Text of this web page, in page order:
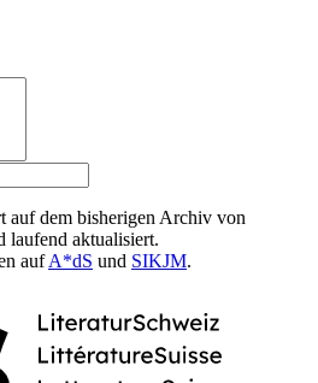
auf dem bisherigen Archiv von
aktualisiert.
aufA*dS und SIKJM.